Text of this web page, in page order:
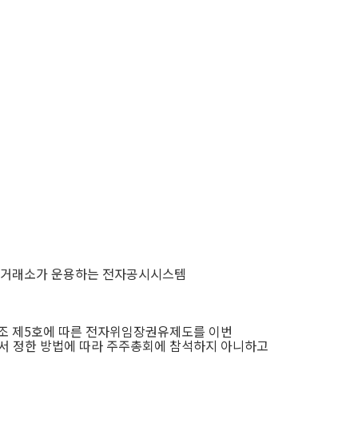
래소가 운용하는 전자공시시스템
제5호에 따른 전자위임장권유제도를 이번
정한 방법에 따라 주주총회에 참석하지 아니하고